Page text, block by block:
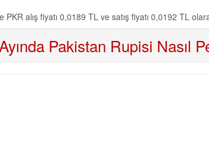
PKR alış fiyatı 0,0189 TL ve satış fiyatı 0,0192 TL
Pakistan Rupisi Nasıl